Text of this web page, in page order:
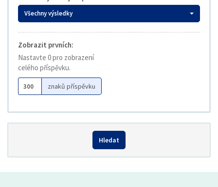
Všechny výsledky
Zobrazit prvních:
Nastavte 0 pro zobrazení
celého příspěvku.
znaků příspěvku
Hledat